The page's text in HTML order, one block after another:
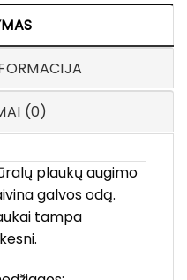
(0)
plaukų augimo
galvos odą.
tampa